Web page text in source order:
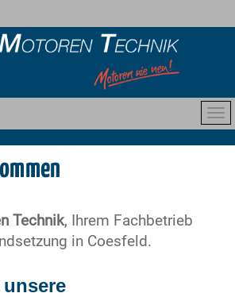
Technik, Ihrem Fachbetrieb
in Coesfeld.